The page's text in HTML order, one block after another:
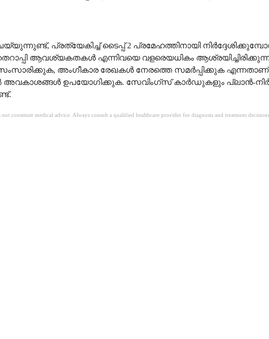
പ്രത്യേകിച്ച് ടൈപ്പ് 2 പ്രമേഹത്തിനായി
തെറാപ്പി ആവശ്യകതകൾ എന്നിവയെ വളരെയധികം
അംഗീകാര രേഖകൾ നേരത്തെ സമർപ്പിക്കുക
അവകാശങ്ങൾ ഉപയോഗിക്കുക. സേവിംഗ്സ് കാർഡുകളും പ്ലാൻ-
constitute medical advice. Always consult a qualified healthcare provider for diagnosis and treatment